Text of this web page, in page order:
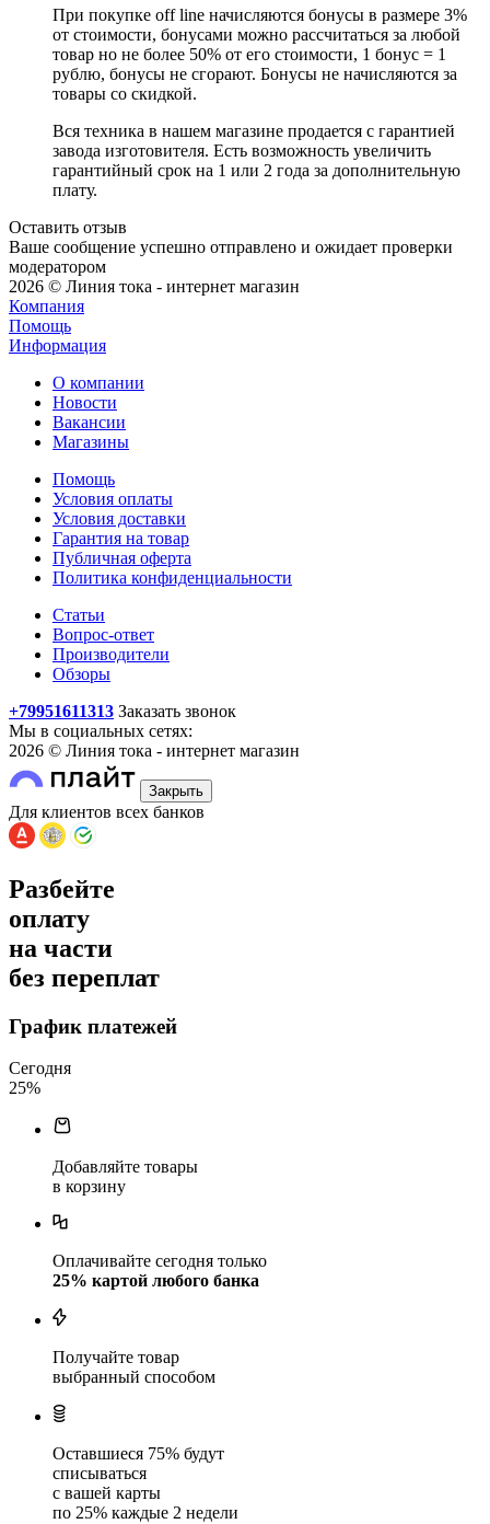
При покупке off line начисляются бонусы в размере 3%
от стоимости, бонусами можно рассчитаться за любой
товар но не более 50% от его стоимости, 1 бонус = 1
рублю, бонусы не сгорают. Бонусы не начисляются за
товары со скидкой.
Вся техника в нашем магазине продается с гарантией
завода изготовителя. Есть возможность увеличить
гарантийный срок на 1 или 2 года за дополнительную
плату.
Оставить отзыв
Ваше сообщение успешно отправлено и ожидает проверки
модератором
2026 © Линия тока - интернет магазин
Компания
Помощь
Информация
О компании
Новости
Вакансии
Магазины
Помощь
Условия оплаты
Условия доставки
Гарантия на товар
Публичная оферта
Политика конфиденциальности
Статьи
Вопрос-ответ
Производители
Обзоры
+79951611313 Заказать звонок
Мы в социальных сетях:
2026 © Линия тока - интернет магазин
Закрыть
Для клиентов всех банков
Разбейте
оплату
на части
без переплат
График платежей
Сегодня
25%
Добавляйте товары
в корзину
Оплачивайте сегодня только
25% картой любого банка
Получайте товар
выбранный способом
Оставшиеся 75% будут
списываться
с вашей карты
по 25% каждые 2 недели